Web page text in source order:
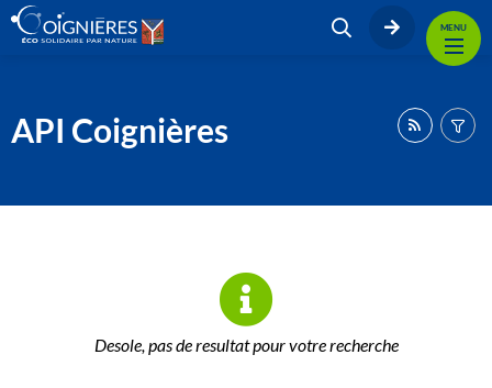
MENU
API Coignières
Desole, pas de resultat pour votre recherche